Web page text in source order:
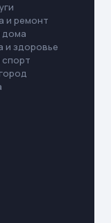
и ремонт
дома
и здоровье